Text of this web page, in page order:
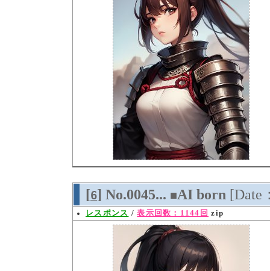
[6] No.0045... ■AI born [Date
レスポンス /表示回数：1144回 zip